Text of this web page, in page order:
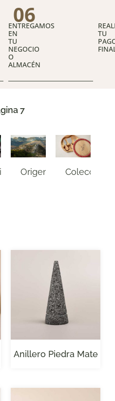
ENTREGAMOS
EN
TU
NEGOCIO
O
ALMACÉN
06
TU
7
Origen
Anillero Piedra Mate